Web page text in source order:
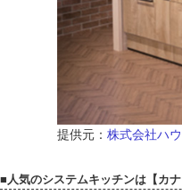
提供元： 株式会社ハ
■人気のシステムキッチンは【カナ